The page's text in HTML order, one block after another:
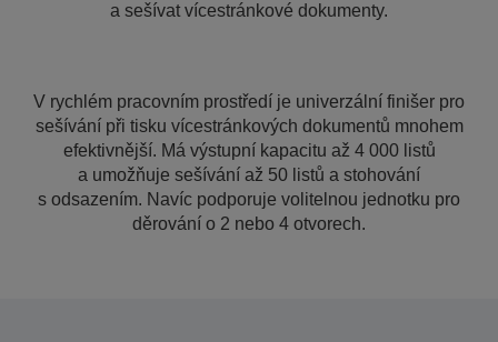
a sešívat vícestránkové dokumenty.
V rychlém pracovním prostředí je univerzální finišer pro
sešívání při tisku vícestránkových dokumentů mnohem
efektivnější. Má výstupní kapacitu až 4 000 listů
a umožňuje sešívání až 50 listů a stohování
s odsazením. Navíc podporuje volitelnou jednotku pro
děrování o 2 nebo 4 otvorech.